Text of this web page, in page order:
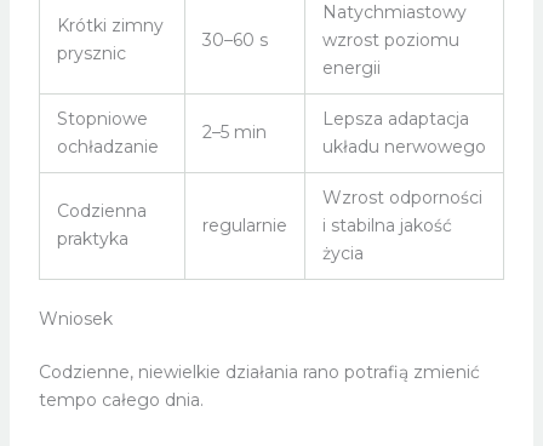
Krótki zimny
prysznic
30–60 s
Natychmiastowy
wzrost poziomu
energii
Stopniowe
ochładzanie
2–5 min
Lepsza adaptacja
układu nerwowego
Codzienna
praktyka
regularnie
Wzrost odporności
i stabilna jakość
życia
Wniosek
Codzienne, niewielkie działania rano potrafią zmienić
tempo całego dnia.